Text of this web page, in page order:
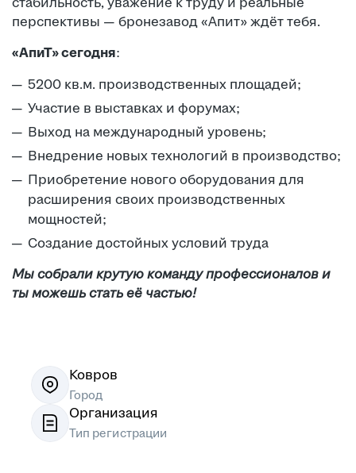
перспективы — бронезавод «Апит» ждёт тебя.
«АпиТ» сегодня:
5200 кв.м. производственных площадей;
Участие в выставках и форумах;
Выход на международный уровень;
Внедрение новых технологий в производство;
Приобретение нового оборудования для
расширения своих производственных
мощностей;
Создание достойных условий труда
Мы собрали крутую команду профессионалов и
ты можешь стать её частью!
Ковров
Город
Организация
Тип регистрации